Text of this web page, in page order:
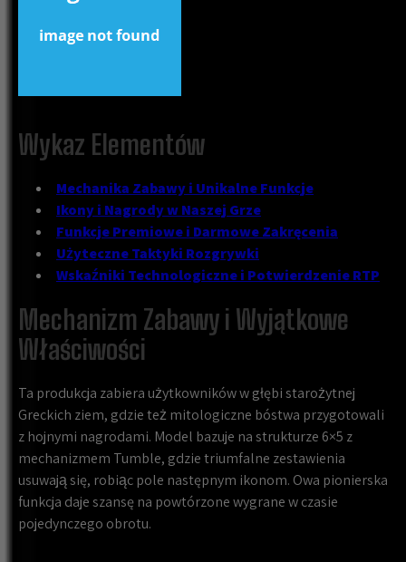
Wykaz Elementów
Mechanika Zabawy i Unikalne Funkcje
Ikony i Nagrody w Naszej Grze
Funkcje Premiowe i Darmowe Zakręcenia
Użyteczne Taktyki Rozgrywki
Wskaźniki Technologiczne i Potwierdzenie RTP
Mechanizm Zabawy i Wyjątkowe
Właściwości
Ta produkcja zabiera użytkowników w głębi starożytnej
Greckich ziem, gdzie też mitologiczne bóstwa przygotowali
z hojnymi nagrodami. Model bazuje na strukturze 6×5 z
mechanizmem Tumble, gdzie triumfalne zestawienia
usuwają się, robiąc pole następnym ikonom. Owa pionierska
funkcja daje szansę na powtórzone wygrane w czasie
pojedynczego obrotu.